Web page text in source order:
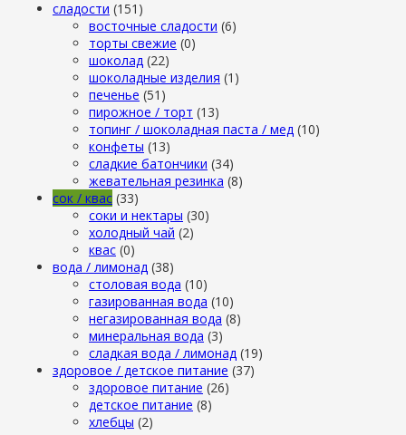
сладости (151)
восточные сладости (6)
торты свежие (0)
шоколад (22)
шоколадные изделия (1)
печенье (51)
пирожное / торт (13)
топинг / шоколадная паста / мед (10)
конфеты (13)
сладкие батончики (34)
жевательная резинка (8)
сок / квас (33)
соки и нектары (30)
холодный чай (2)
квас (0)
вода / лимонад (38)
столовая вода (10)
газированная вода (10)
негазированная вода (8)
минеральная вода (3)
сладкая вода / лимонад (19)
здоровое / детское питание (37)
здоровое питание (26)
детское питание (8)
хлебцы (2)